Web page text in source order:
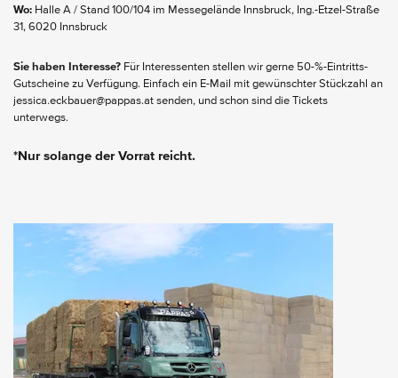
Wo: Halle A / Stand 100/104 im Messegelände Innsbruck, Ing.-Etzel-Straße
31, 6020 Innsbruck
Sie haben Interesse? Für Interessenten stellen wir gerne 50-%-Eintritts-
Gutscheine zu Verfügung. Einfach ein E-Mail mit gewünschter Stückzahl an
jessica.eckbauer@pappas.at senden, und schon sind die Tickets
unterwegs.
*Nur solange der Vorrat reicht.